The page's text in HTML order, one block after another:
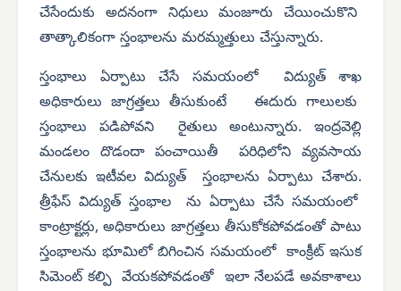
చేసేందుకు అదనంగా నిధులు మంజూరు చేయించుకొని
తాత్కాలికంగా స్తంభాలను మరమ్మత్తులు చేస్తున్నారు.
స్తంభాలు ఏర్పాటు చేసే సమయంలో విద్యుత్ శాఖ
అధికారులు జాగ్రత్తలు తీసుకుంటే ఈదురు గాలులకు
స్తంభాలు పడిపోవని రైతులు అంటున్నారు. ఇంద్రవెల్లి
మండలం దొడందా పంచాయితీ పరిధిలోని వ్యవసాయ
చేనులకు ఇటీవల విద్యుత్ స్తంభాలను ఏర్పాటు చేశారు.
త్రీఫేస్ విద్యుత్ స్తంభాల ను ఏర్పాటు చేసే సమయంలో
కాంట్రాక్టర్లు, అధికారులు జాగ్రత్తలు తీసుకోకపోవడంతో పాటు
స్తంభాలను భూమిలో బిగించిన సమయంలో కాంక్రీట్ ఇసుక
సిమెంట్ కల్పి వేయకపోవడంతో ఇలా నేలపడే అవకాశాలు